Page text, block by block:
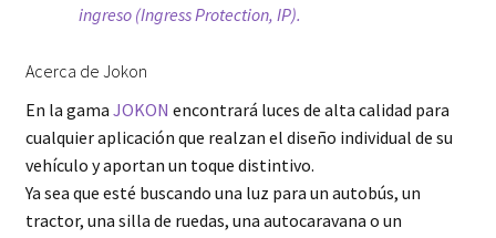
ingreso (Ingress Protection, IP).
Acerca de Jokon
En la gama JOKON encontrará luces de alta calidad para
cualquier aplicación que realzan el diseño individual de su
vehículo y aportan un toque distintivo.
Ya sea que esté buscando una luz para un autobús, un
tractor, una silla de ruedas, una autocaravana o un